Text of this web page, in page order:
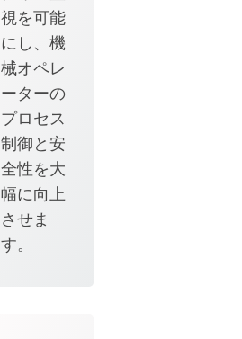
視を可能
にし、機
械オペレ
ーターの
プロセス
制御と安
全性を大
幅に向上
させま
す。